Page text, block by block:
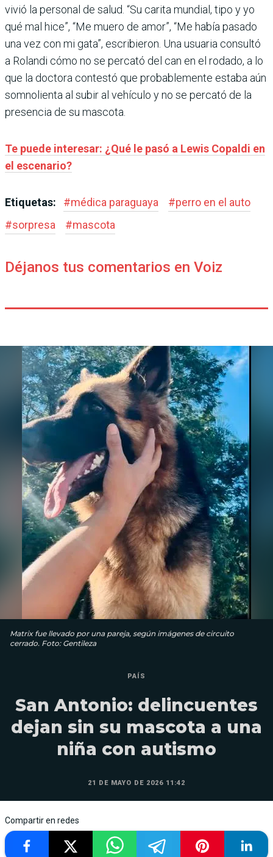
vivió la personal de salud. “Su carita mundial, tipo y yo
qué mal hice”, “Me muero de amor”, “Me había pasado
una vez con mi gata”, escribieron. Una usuaria consultó
a Rolandi cómo no se percató del can en el rodado, a lo
que la doctora contestó que probablemente estaba aún
somnolienta al subir al vehículo y no se percató de la
presencia de su mascota.
Te puede interesar: ¿Qué le pasó a Lewis Copaldi en
el escenario?
Etiquetas: #médica paraguaya #perro en el auto
#sorpresa #mascota
Déjanos tus comentarios en Voiz
Matrix fue llevado por una pareja, según imágenes de circuito
cerrado. Foto: Gentileza
PAÍS
San Antonio: delincuentes
dejan sin su mascota a una
niña con autismo
21 DE MAYO DE 2026 11:42
Compartir en redes